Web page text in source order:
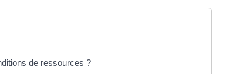
de ressources ?